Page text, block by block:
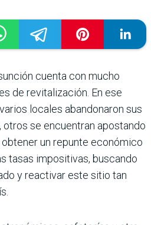
cuenta con mucho
de revita­lización. En ese
locales abandonaron sus
otros se encuentran apostando
un repunte económico
tasas impositivas, buscando
y reactivar este sitio tan